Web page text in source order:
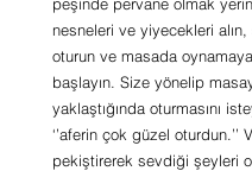
nesneleri ve yiyecekleri
oturun ve masada
başlayın. Size yönelip
yaklaştığında oturmasını
‘’aferin çok güzel oturdun.’’
pekiştirerek sevdiği şeyleri